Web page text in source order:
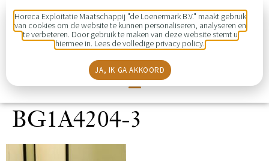
BG1A4204-3
Horeca Exploitatie Maatschappij "de Loenermark B.V." maakt gebruik
van cookies om de website te kunnen personaliseren, analyseren en
te verbeteren. Door gebruik te maken van deze website stemt u
hiermee in. Lees de volledige privacy policy.
JA, IK GA AKKOORD